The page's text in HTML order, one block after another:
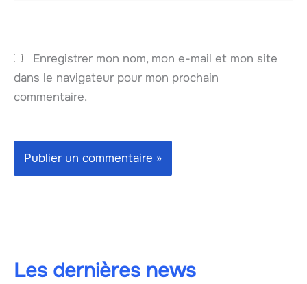
Enregistrer mon nom, mon e-mail et mon site
dans le navigateur pour mon prochain
commentaire.
Les dernières news